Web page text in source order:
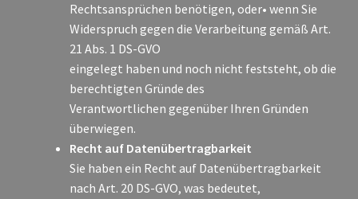
Rechtsansprüchen benötigen, oder• wenn Sie
Widerspruch gegen die Verarbeitung gemäß Art.
21 Abs. 1 DS-GVO
eingelegt haben und noch nicht feststeht, ob die
berechtigten Gründe des
Verantwortlichen gegenüber Ihren Gründen
überwiegen.
Recht auf Datenübertragbarkeit
Sie haben ein Recht auf Datenübertragbarkeit
nach Art. 20 DS-GVO, was bedeutet,